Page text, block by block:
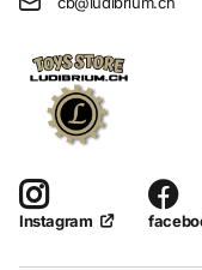
Instagram